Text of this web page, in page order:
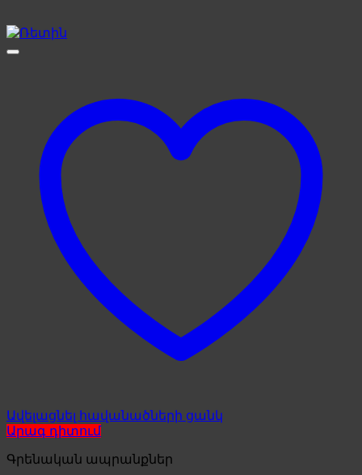
Ավելացնել հավանածների ցանկ
Արագ դիտում
Գրենական ապրանքներ